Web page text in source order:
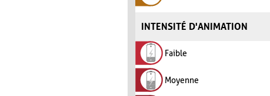
INTENSITÉ D'ANIMATION
Faible
Moyenne